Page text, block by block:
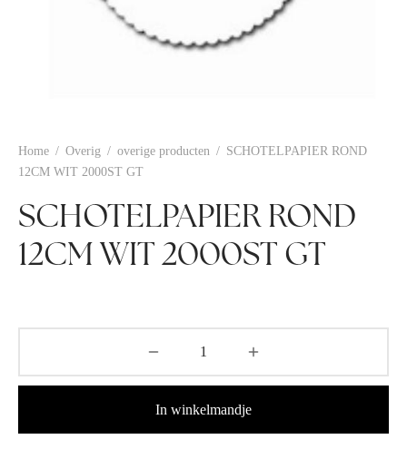
Home / Overig / overige producten / SCHOTELPAPIER ROND
12CM WIT 2000ST GT
SCHOTELPAPIER ROND
12CM WIT 2000ST GT
In winkelmandje